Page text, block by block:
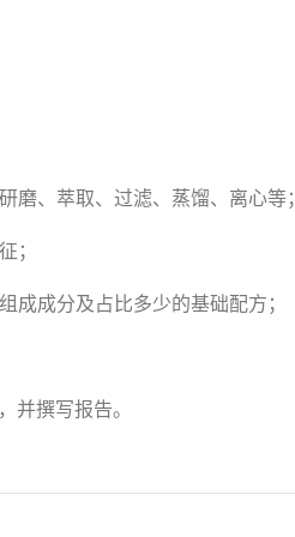
、萃取、过滤、蒸馏、离心等；
；
成分及占比多少的基础配方；
撰写报告。